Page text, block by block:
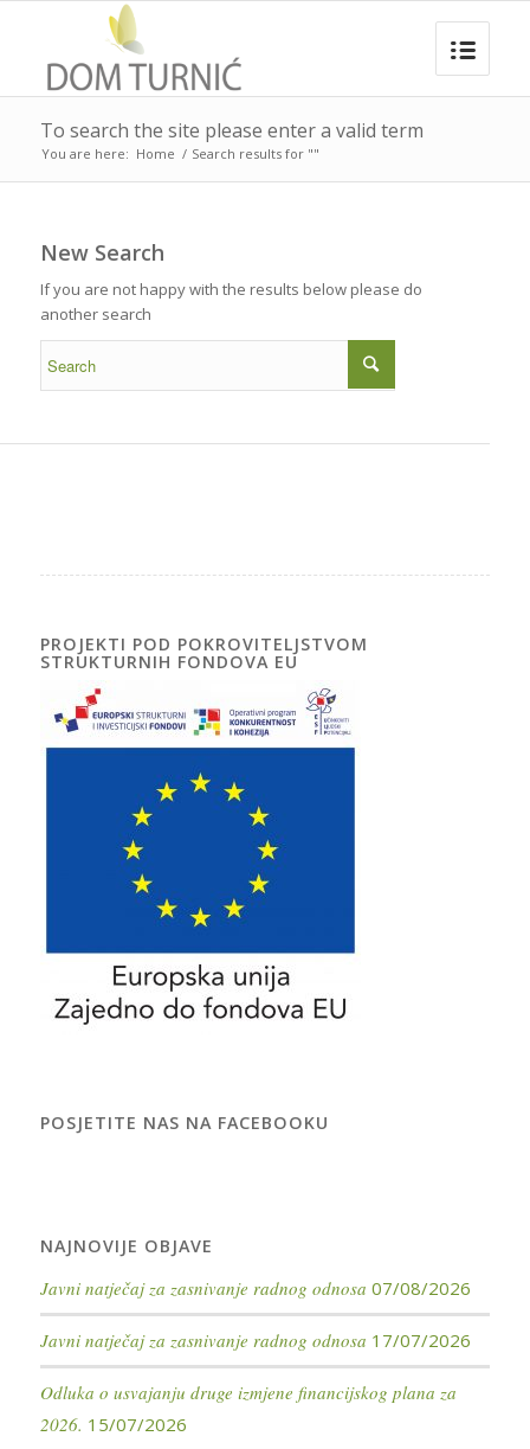
To search the site please enter a valid term
You are here: Home / Search results for ""
New Search
If you are not happy with the results below please do
another search
PROJEKTI POD POKROVITELJSTVOM
STRUKTURNIH FONDOVA EU
POSJETITE NAS NA FACEBOOKU
NAJNOVIJE OBJAVE
Javni natječaj za zasnivanje radnog odnosa 07/08/2026
Javni natječaj za zasnivanje radnog odnosa 17/07/2026
Odluka o usvajanju druge izmjene financijskog plana za
2026. 15/07/2026